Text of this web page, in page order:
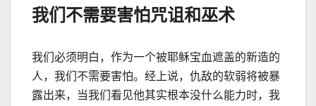
我们不需要害怕咒诅和巫术
我们必须明白，作为一个被耶稣宝血遮盖的新造的
人，我们不需要害怕。经上说，仇敌的软弱将被暴
露出来，当我们看见他其实根本没什么能力时，我